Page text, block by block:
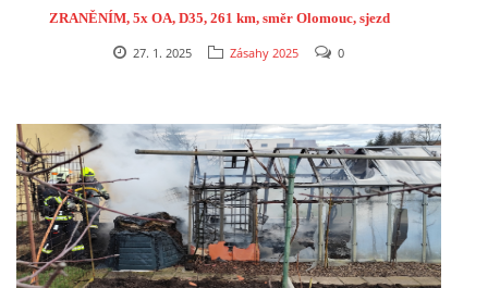
ZRANĚNÍM, 5x OA, D35, 261 km, směr Olomouc, sjezd
27. 1. 2025 Zásahy 2025 0